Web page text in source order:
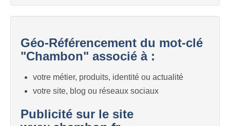
Géo-Référencement du mot-clé
"Chambon" associé à :
votre métier, produits, identité ou actualité
votre site, blog ou réseaux sociaux
Publicité sur le site